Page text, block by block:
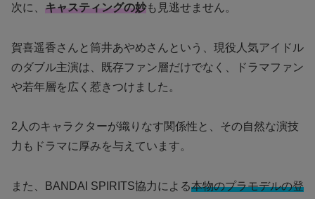
次に、 キャスティングの妙も見逃せません。
賀喜遥香さんと筒井あやめさんという、現役人気アイドル
のダブル主演は、既存ファン層だけでなく、ドラマファン
や若年層を広く惹きつけました。
2人のキャラクターが織りなす関係性と、その自然な演技
力もドラマに厚みを与えています。
また、BANDAI SPIRITS協力による本物のプラモデルの登